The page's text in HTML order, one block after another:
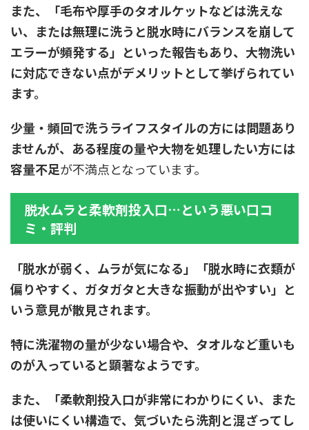
また、
「毛布や厚手のタオルケットなどは洗えな
い、または無理に洗うと脱水時にバランスを崩して
エラーが頻発する」 といった報告もあり、大物洗い
に対応できない点がデメリットとして挙げられてい
ます。
少量・頻回で洗うライフスタイルの方には問題あり
ませんが、ある程度の量や大物を処理したい方には
容量不足が不満点となっています。
脱水ムラと柔軟剤投入口…という悪い口コ
ミ・評判
「脱水が弱く、ムラが気になる」「脱水時に衣類が
偏りやすく、ガタガタと大きな振動が出やすい」 と
いう意見が散見されます。
特に洗濯物の量が少ない場合や、タオルなど重いも
のが入っていると顕著なようです。
また、
「柔軟剤投入口が非常にわかりにくい、また
は使いにくい構造で、気づいたら洗剤と混ざってし